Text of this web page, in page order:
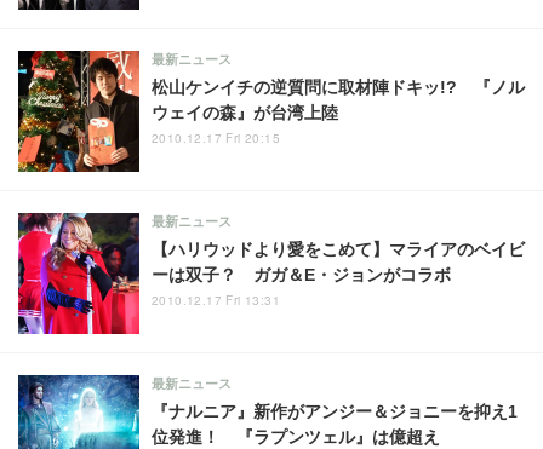
松山ケンイチの逆質問に取材陣ドキッ!? 『ノル
ウェイの森』が台湾上陸
最新ニュース
2010.12.17 Fri 20:15
【ハリウッドより愛をこめて】マライアのベイビ
ーは双子？ ガガ＆E・ジョンがコラボ
最新ニュース
2010.12.17 Fri 13:31
『ナルニア』新作がアンジー＆ジョニーを抑え1
位発進！ 『ラプンツェル』は億超え
最新ニュース